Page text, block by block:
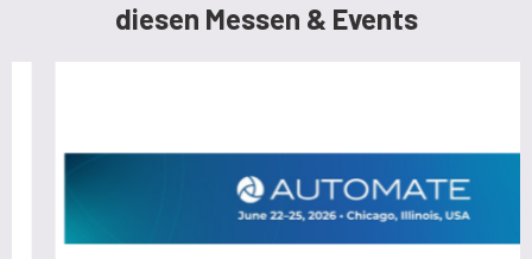
diesen Messen & Events